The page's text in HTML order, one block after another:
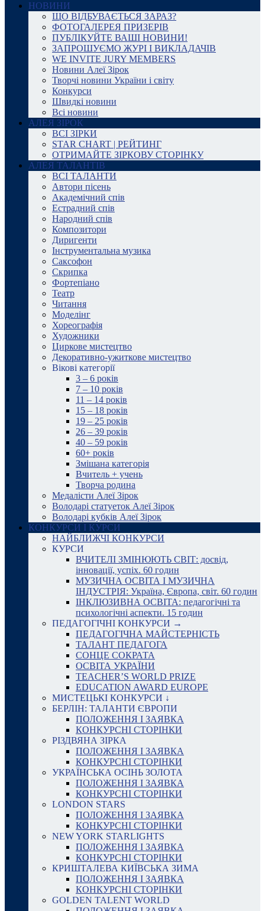
НОВИНИ
ЩО ВІДБУВАЄТЬСЯ ЗАРАЗ?
ФОТОГАЛЕРЕЯ ПРИЗЕРІВ
ПУБЛІКУЙТЕ ВАШІ НОВИНИ!
ЗАПРОШУЄМО ЖУРІ І ВИКЛАДАЧІВ
WE INVITE JURY MEMBERS
Новини Алеї Зірок
Творчі новини України і світу
Конкурси
Швидкі новини
Всі новини
АЛЕЯ ЗІРОК
ВСІ ЗІРКИ
STAR CHART | РЕЙТИНГ
ОТРИМАЙТЕ ЗІРКОВУ СТОРІНКУ
АЛЕЯ ТАЛАНТІВ
ВСІ ТАЛАНТИ
Автори пісень
Академічний спів
Естрадний спів
Народний спів
Композитори
Диригенти
Інструментальна музика
Саксофон
Скрипка
Фортепіано
Театр
Читання
Моделінг
Хореографія
Художники
Циркове мистецтво
Декоративно-ужиткове мистецтво
Вікові категорії
3 – 6 років
7 – 10 років
11 – 14 років
15 – 18 років
19 – 25 років
26 – 39 років
40 – 59 років
60+ років
Змішана категорія
Вчитель + учень
Творча родина
Медалісти Алеї Зірок
Володарі статуеток Алеї Зірок
Володарі кубків Алеї Зірок
КОНКУРСИ І КУРСИ
НАЙБЛИЖЧІ КОНКУРСИ
КУРСИ
ВЧИТЕЛІ ЗМІНЮЮТЬ СВІТ: досвід,
інновації, успіх. 60 годин
МУЗИЧНА ОСВІТА І МУЗИЧНА
ІНДУСТРІЯ: Україна, Європа, світ. 60 годин
ІНКЛЮЗИВНА ОСВІТА: педагогічні та
психологічні аспекти. 15 годин
ПЕДАГОГІЧНІ КОНКУРСИ →
ПЕДАГОГІЧНА МАЙСТЕРНІСТЬ
ТАЛАНТ ПЕДАГОГА
СОНЦЕ СОКРАТА
ОСВІТА УКРАЇНИ
TEACHER’S WORLD PRIZE
EDUCATION AWARD EUROPE
МИСТЕЦЬКІ КОНКУРСИ ↓
БЕРЛІН: ТАЛАНТИ ЄВРОПИ
ПОЛОЖЕННЯ І ЗАЯВКА
КОНКУРСНІ СТОРІНКИ
РІЗДВЯНА ЗІРКА
ПОЛОЖЕННЯ І ЗАЯВКА
КОНКУРСНІ СТОРІНКИ
УКРАЇНСЬКА ОСІНЬ ЗОЛОТА
ПОЛОЖЕННЯ І ЗАЯВКА
КОНКУРСНІ СТОРІНКИ
LONDON STARS
ПОЛОЖЕННЯ І ЗАЯВКА
КОНКУРСНІ СТОРІНКИ
NEW YORK STARLIGHTS
ПОЛОЖЕННЯ І ЗАЯВКА
КОНКУРСНІ СТОРІНКИ
КРИШТАЛЕВА КИЇВСЬКА ЗИМА
ПОЛОЖЕННЯ І ЗАЯВКА
КОНКУРСНІ СТОРІНКИ
GOLDEN TALENT WORLD